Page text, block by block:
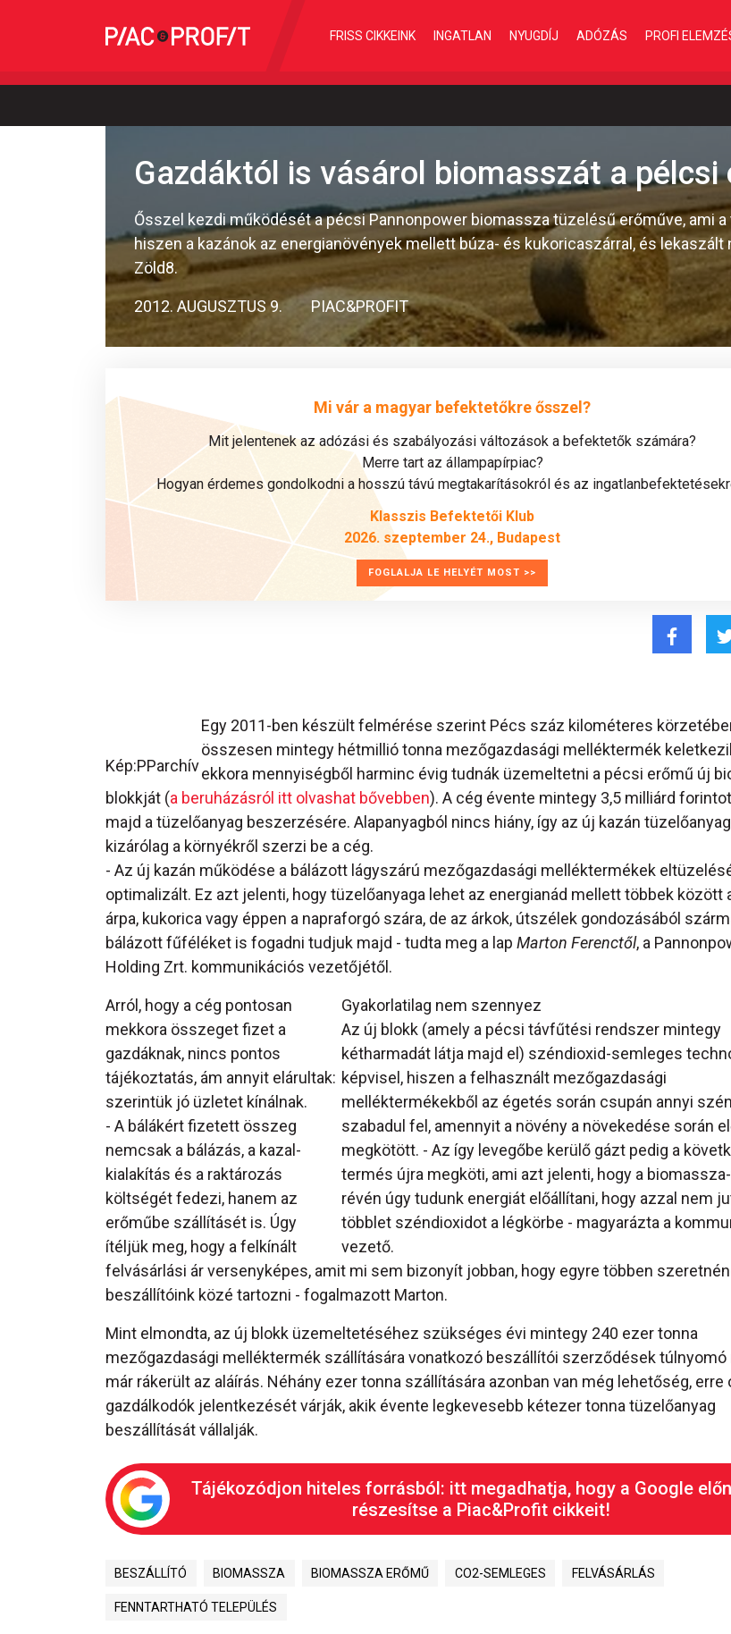
FRISS CIKKEINK INGATLAN NYUGDÍJ ADÓZÁS PROFI
Gazdáktól is vásárol biomasszát a pélcsi
Ősszel kezdi működését a pécsi Pannonpower biomassza tüzelésű erőműve, ami
hiszen a kazánok az energianövények mellett búza- és kukoricaszárral, és
Zöld8.
2012. AUGUSZTUS 9. PIAC&PROFIT
Mi vár a magyar befektetőkre ősszel?
Mit jelentenek az adózási és szabályozási változások a befektetők számára?
Merre tart az állampapírpiac?
Hogyan érdemes gondolkodni a hosszú távú megtakarításokról és az
Klasszis Befektetői Klub
2026. szeptember 24., Budapest
FOGLALJA LE HELYÉT MOST >>
Kép:PParchív
Egy 2011-ben készült felmérése szerint Pécs száz kilométeres
összesen mintegy hétmillió tonna mezőgazdasági melléktermék
ekkora mennyiségből harminc évig tudnák üzemeltetni a pécsi erőmű új
blokkját (a beruházásról itt olvashat bővebben). A cég évente mintegy 3,5 milliárd
majd a tüzelőanyag beszerzésére. Alapanyagból nincs hiány, így az új kazán
kizárólag a környékről szerzi be a cég.
- Az új kazán működése a bálázott lágyszárú mezőgazdasági melléktermékek
optimalizált. Ez azt jelenti, hogy tüzelőanyaga lehet az energianád mellett többek között
árpa, kukorica vagy éppen a napraforgó szára, de az árkok, útszélek gondozásából
bálázott fűféléket is fogadni tudjuk majd - tudta meg a lap Marton Ferenctől, a
Holding Zrt. kommunikációs vezetőjétől.
Gyakorlatilag nem szennyez
Az új blokk (amely a pécsi távfűtési rendszer mintegy
kétharmadát látja majd el) széndioxid-semleges
képvisel, hiszen a felhasznált mezőgazdasági
melléktermékekből az égetés során csupán annyi
szabadul fel, amennyit a növény a növekedése során
megkötött. - Az így levegőbe kerülő gázt pedig a
termés újra megköti, ami azt jelenti, hogy a
révén úgy tudunk energiát előállítani, hogy azzal nem
többlet széndioxidot a légkörbe - magyarázta a
vezető.
Arról, hogy a cég pontosan
mekkora összeget fizet a
gazdáknak, nincs pontos
tájékoztatás, ám annyit elárultak:
szerintük jó üzletet kínálnak.
- A bálákért fizetett összeg
nemcsak a bálázás, a kazal-
kialakítás és a raktározás
költségét fedezi, hanem az
erőműbe szállításét is. Úgy
ítéljük meg, hogy a felkínált
felvásárlási ár versenyképes, amit mi sem bizonyít jobban, hogy egyre többen
beszállítóink közé tartozni - fogalmazott Marton.
Mint elmondta, az új blokk üzemeltetéséhez szükséges évi mintegy 240 ezer tonna
mezőgazdasági melléktermék szállítására vonatkozó beszállítói szerződések túlnyomó
már rákerült az aláírás. Néhány ezer tonna szállítására azonban van még lehetőség, erre
gazdálkodók jelentkezését várják, akik évente legkevesebb kétezer tonna tüzelőanyag
beszállítását vállalják.
Tájékozódjon hiteles forrásból: itt megadhatja, hogy a Google
részesítse a Piac&Profit cikkeit!
BESZÁLLÍTÓ BIOMASSZA BIOMASSZA ERŐMŰ CO2-SEMLEGES FELVÁSÁRLÁS
FENNTARTHATÓ TELEPÜLÉS